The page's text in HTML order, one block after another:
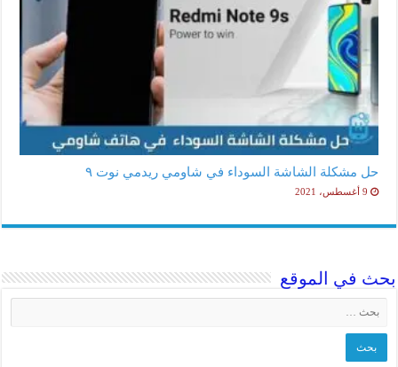
حل مشكلة الشاشة السوداء في شاومي ريدمي نوت ٩
9 أغسطس، 2021
بحث في الموقع